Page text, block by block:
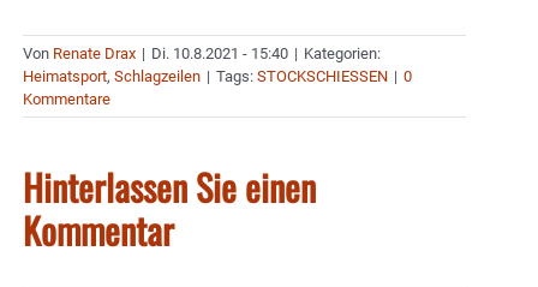
Von Renate Drax | Di. 10.8.2021 - 15:40 | Kategorien:
Heimatsport, Schlagzeilen | Tags: STOCKSCHIESSEN | 0
Kommentare
Hinterlassen Sie einen
Kommentar